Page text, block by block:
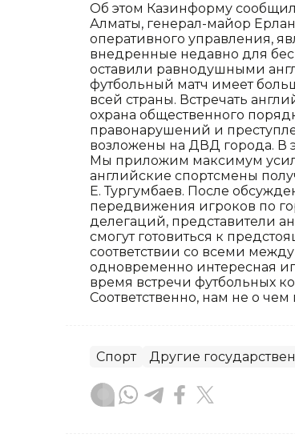
Об этом Казинформу
Алматы, генерал-майор
оперативного управления,
внедренные недавно для
оставили равнодушными
футбольный матч имеет
всей страны. Встречать
охрана общественного
правонарушений и
возложены на ДВД города. В
Мы приложим максимум
английские спортсмены
Е. Тургумбаев. После
передвижения игроков по
делегаций, представители
смогут готовиться к
соответствии со всеми
одновременно интересная
время встречи футбольных
Соответственно, нам не о
Спорт Другие